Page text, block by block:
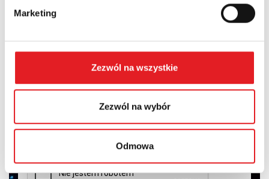
Marketing
Zezwól na wszystkie
Zezwól na wybór
Odmowa
Wyrażam zgodę na przetwarzanie moich danych
osobowych przez Relpol S.A. Więcej informacji na temat
przetwarzania danych osobowych wPolityce prywatności.
Zapoznałem z treściąPolityki Prywatności*